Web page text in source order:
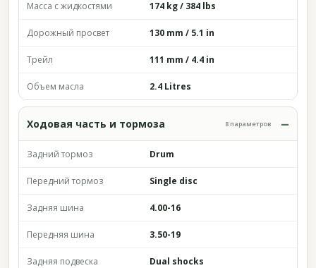
Масса с жидкостями 174 kg / 384 lbs
Дорожный просвет 130 mm / 5.1 in
Трейл 111 mm / 4.4 in
Объем масла 2.4 Litres
Ходовая часть и тормоза 8 параметров
Задний тормоз Drum
Передний тормоз Single disc
Задняя шина 4.00-16
Передняя шина 3.50-19
Задняя подвеска Dual shocks